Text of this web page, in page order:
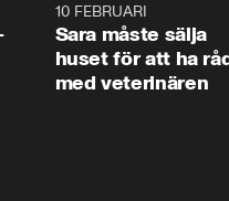
10 FEBRUARI
Sara måste sälja
huset för att ha
med veterinären